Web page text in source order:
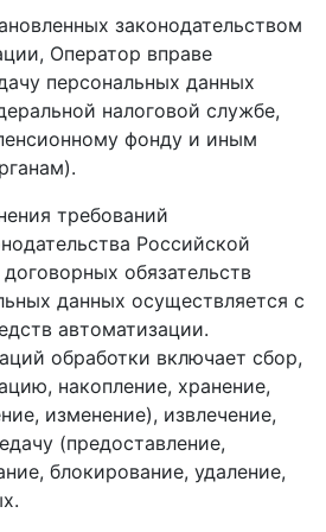
законодательством
Оператор вправе
персональных данных
налоговой службе,
фонду и иным
требований
Российской
обязательств
данных осуществляется с
автоматизации.
обработки включает сбор,
накопление, хранение,
изменение), извлечение,
(предоставление,
блокирование, удаление,